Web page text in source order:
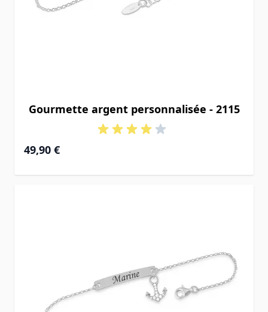
Gourmette argent personnalisée - 2115
49,90 €